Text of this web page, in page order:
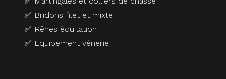
✅ Bridons filet et mixte
✅ Rênes équitation
✅ Equipement vénerie